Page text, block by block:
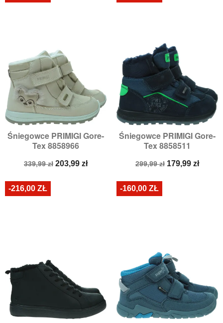
Śniegowce PRIMIGI Gore-
Tex 8858966
Cena
339,99 zł Cena
203,99 zł
Śniegowce PRIMIGI Gore-
Tex 8858511
Cena
299,99 zł Cena
179,99 zł
-216,00 ZŁ -160,00 ZŁ